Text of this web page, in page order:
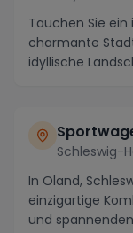
Tauchen Sie
charmante
idyllische
Schleswig-
In Oland,
einzigartige
und